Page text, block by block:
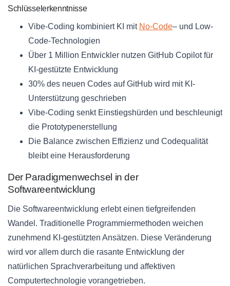
Schlüsselerkenntnisse
Vibe-Coding kombiniert KI mit No-Code– und Low-
Code-Technologien
Über 1 Million Entwickler nutzen GitHub Copilot für
KI-gestützte Entwicklung
30% des neuen Codes auf GitHub wird mit KI-
Unterstützung geschrieben
Vibe-Coding senkt Einstiegshürden und beschleunigt
die Prototypenerstellung
Die Balance zwischen Effizienz und Codequalität
bleibt eine Herausforderung
Der Paradigmenwechsel in der
Softwareentwicklung
Die Softwareentwicklung erlebt einen tiefgreifenden
Wandel. Traditionelle Programmiermethoden weichen
zunehmend KI-gestützten Ansätzen. Diese Veränderung
wird vor allem durch die rasante Entwicklung der
natürlichen Sprachverarbeitung und affektiven
Computertechnologie vorangetrieben.